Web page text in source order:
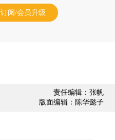
订阅/会员升级
责任编辑：张帆
版面编辑：陈华懿子